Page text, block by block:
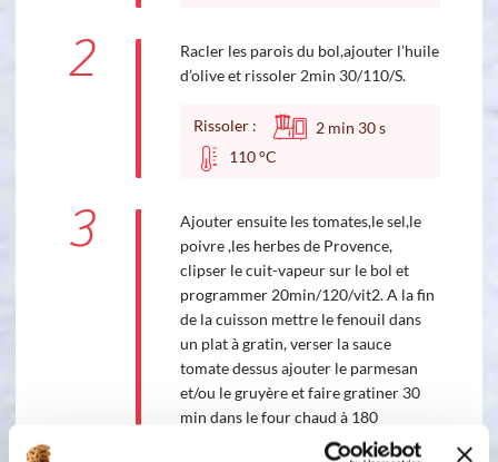
2
Racler les parois du bol,ajouter l’huile
d’olive et rissoler 2min 30/110/S.
Rissoler : 2 min 30s
110 °C
3
Ajouter ensuite les tomates,le sel,le
poivre ,les herbes de Provence,
clipser le cuit-vapeur sur le bol et
programmer 20min/120/vit2. A la fin
de la cuisson mettre le fenouil dans
un plat à gratin, verser la sauce
tomate dessus ajouter le parmesan
et/ou le gruyère et faire gratiner 30
min dans le four chaud à 180